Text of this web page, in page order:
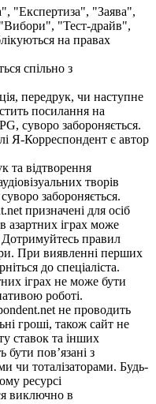
"Експертиза", "Заява",
"Тест-драйв",
на правах
спільно з
передрук, чи наступне
посилання на
суворо забороняється.
Я-Корреспондент є автор
та відтворення
творів
забороняється.
призначені для осіб
азартних іграх може
Дотримуйтесь правил
При виявленні перших
до спеціаліста.
іграх не може бути
роботі.
не проводить
гроші, також сайт не
ставок та інших
бути пов’язані з
чи тоталізаторами. Будь-
ресурсі
виключно в